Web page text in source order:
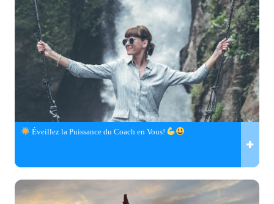
Éveillez la Puissance du Coach en Vous!